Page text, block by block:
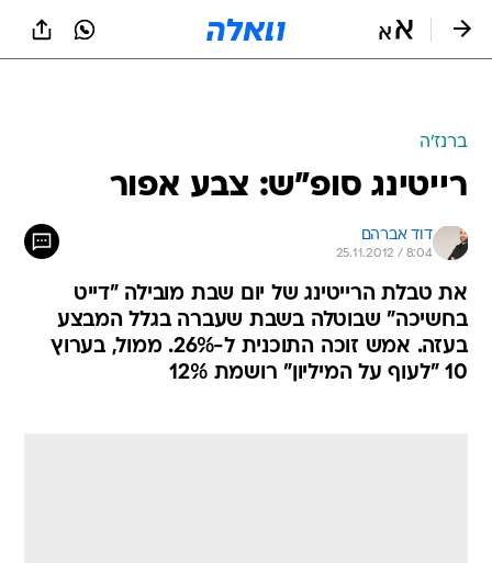
ברנז'ה
רייטינג סופ"ש: צבע אפור
דוד אברהם
25.11.2012 / 8:04
את טבלת הרייטינג של יום שבת מובילה "דייט
בחשיכה" שבוטלה בשבת שעברה בגלל המבצע
בעזה. אמש זוכה התוכנית ל-26%. ממול, בערוץ
10 "לעוף על המיליון" רושמת 12%